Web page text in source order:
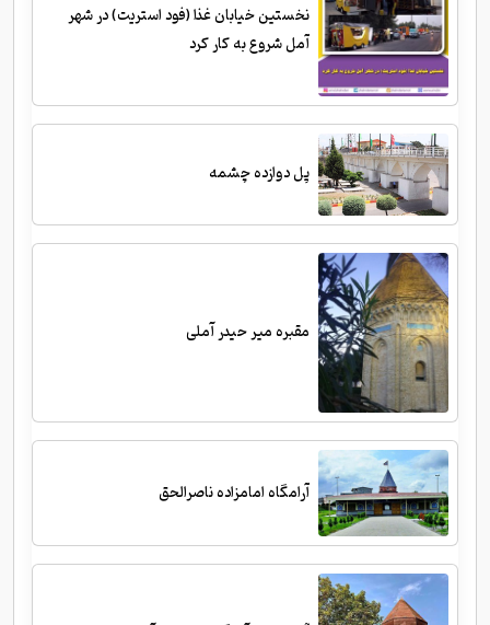
نخستین خیابان غذا (فود استریت) در شهر
آمل شروع به کار کرد
پل دوازده چشمه
مقبره میر حیدر آملی
آرامگاه امامزاده ناصرالحق